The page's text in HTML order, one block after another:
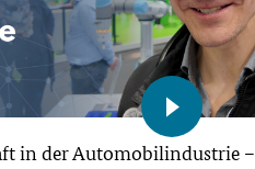
in der Automobilindustrie –